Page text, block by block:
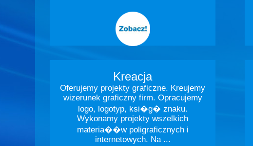
Kreacja
Oferujemy projekty graficzne. Kreujemy
wizerunek graficzny firm. Opracujemy
logo, logotyp, ksi�g� znaku.
Wykonamy projekty wszelkich
materia��w poligraficznych i
internetowych. Na ...